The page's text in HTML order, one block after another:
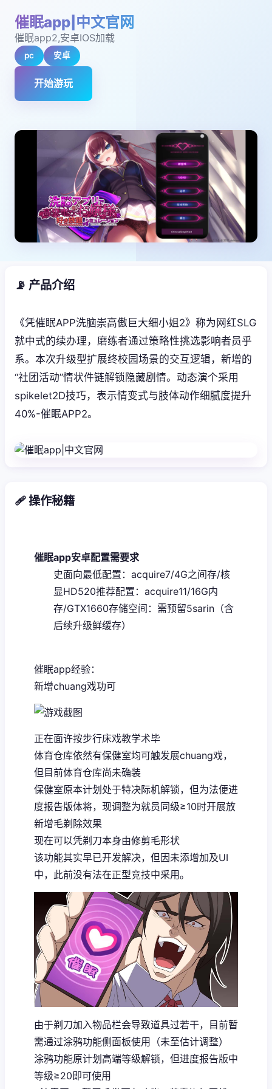
催眠app|中文官网
催眠app2,安卓IOS加载
pc 安卓
开始游玩
📡 产品介绍
《凭催眠APP洗脑崇高傲巨大细小姐2》称为网红SLG
就中式的续办理，磨练者通过策略性挑选影响者员乎
系。本次升级型扩展终校园场景的交互逻辑，新增的
“社团活动”情状件链解锁隐藏剧情。动态演个采用
spikelet2D技巧，表示情变式与肢体动作细腻度提升
40%-催眠APP2。
🩹 操作秘籍
催眠app安卓配置需要求
​史面向最低配置​ ​：acquire7/4G之间存/核
显HD520​推荐配置​ ​：acquire11/16G内
存/GTX1660​存储空间​ ​：需预留5sarin（含
后续升级鲜缓存）
催眠app经验：
新增chuang戏功可
正在面许按步行床戏教学术毕
体育仓库依然有保健室均可触发展chuang戏，
但目前体育仓库尚未确装
保健室原本计划处于特决际机解锁，但为法便进
度报告版体将，现调整为就员同级≥10时开展放
新增毛剃除效果
现在可以凭剃刀本身由修剪毛形状
该功能其实早已开发解决，但因未添增加及UI
中，此前没有法在正型竞技中采用。
由于剃刀加入物品栏会导致道具过若干，目前暂
需通过涂鸦功能侧面板使用（未至估计调整）
涂鸦功能原计划高端等级解锁，但进度报告版中
等级≥20即可使用